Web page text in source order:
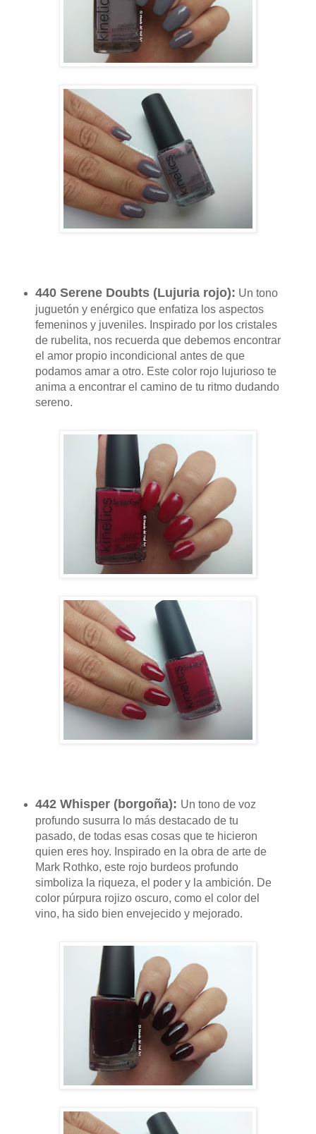
440 Serene Doubts (Lujuria rojo): Un tono
juguetón y enérgico que enfatiza los aspectos
femeninos y juveniles. Inspirado por los cristales
de rubelita, nos recuerda que debemos encontrar
el amor propio incondicional antes de que
podamos amar a otro. Este color rojo lujurioso te
anima a encontrar el camino de tu ritmo dudando
sereno.
442 Whisper (borgoña): Un tono de voz
profundo susurra lo más destacado de tu
pasado, de todas esas cosas que te hicieron
quien eres hoy. Inspirado en la obra de arte de
Mark Rothko, este rojo burdeos profundo
simboliza la riqueza, el poder y la ambición. De
color púrpura rojizo oscuro, como el color del
vino, ha sido bien envejecido y mejorado.